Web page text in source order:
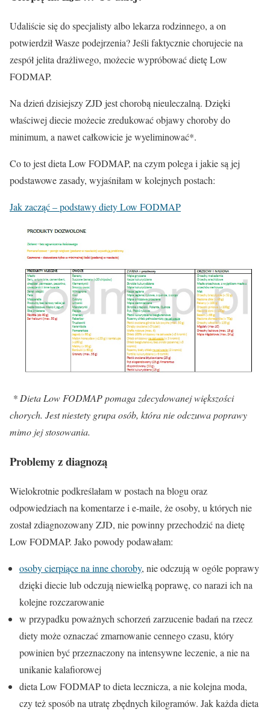
Udaliście się do specjalisty albo lekarza rodzinnego, a on
potwierdził Wasze podejrzenia? Jeśli faktycznie chorujecie na
zespół jelita drażliwego, możecie wypróbować dietę Low
FODMAP.
Na dzień dzisiejszy ZJD jest chorobą nieuleczalną. Dzięki
właściwej diecie możecie zredukować objawy choroby do
minimum, a nawet całkowicie je wyeliminować*.
Co to jest dieta Low FODMAP, na czym polega i jakie są jej
podstawowe zasady, wyjaśniłam w kolejnych postach:
Jak zacząć – podstawy diety Low FODMAP
* Dieta Low FODMAP pomaga zdecydowanej większości
chorych. Jest niestety grupa osób, która nie odczuwa poprawy
mimo jej stosowania.
Problemy z diagnozą
Wielokrotnie podkreślałam w postach na blogu oraz
odpowiedziach na komentarze i e-maile, że osoby, u których nie
został zdiagnozowany ZJD, nie powinny przechodzić na dietę
Low FODMAP. Jako powody podawałam:
osoby cierpiące na inne choroby, nie odczują w ogóle poprawy
dzięki diecie lub odczują niewielką poprawę, co narazi ich na
kolejne rozczarowanie
w przypadku poważnych schorzeń zarzucenie badań na rzecz
diety może oznaczać zmarnowanie cennego czasu, który
powinien być przeznaczony na intensywne leczenie, a nie na
unikanie kalafiorowej
dieta Low FODMAP to dieta lecznicza, a nie kolejna moda,
czy też sposób na utratę zbędnych kilogramów. Jak każda dieta